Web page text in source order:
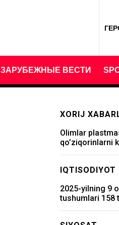
ЗАРУБЕЖНЫЕ ВЕСТИ
XORIJ
Olimlar
qo’ziqorinlarni
IQTISODIYOT
2025-yilning 9
tushumlari 158